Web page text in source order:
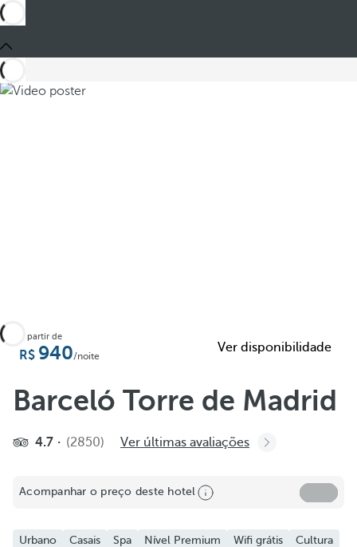
Adicionar aos favoritos
Ver mais fotos e vídeos
A partir de
940/noite
Ver disponibilidade
Barceló Torre de Madrid
4.7 (2850) Ver últimas avaliações
Acompanhar o preço deste hotel
Urbano Casais Spa Nível Premium Wifi grátis
Cultura